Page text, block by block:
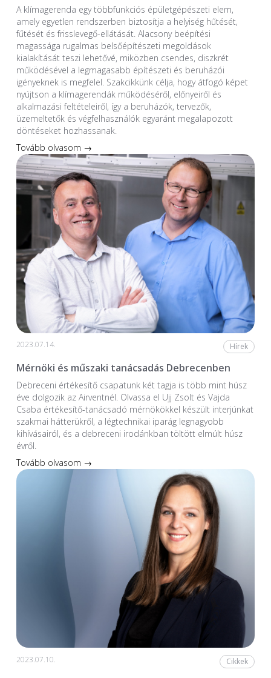
A klímagerenda egy többfunkciós épületgépészeti elem,
amely egyetlen rendszerben biztosítja a helyiség hűtését,
fűtését és frisslevegő-ellátását. Alacsony beépítési
magassága rugalmas belsőépítészeti megoldások
kialakítását teszi lehetővé, miközben csendes, diszkrét
működésével a legmagasabb építészeti és beruházói
igényeknek is megfelel. Szakcikkünk célja, hogy átfogó képet
nyújtson a klímagerendák működéséről, előnyeiről és
alkalmazási feltételeiről, így a beruházók, tervezők,
üzemeltetők és végfelhasználók egyaránt megalapozott
döntéseket hozhassanak.
Tovább olvasom →
2023.07.14. Hírek
Mérnöki és műszaki tanácsadás Debrecenben
Debreceni értékesítő csapatunk két tagja is több mint húsz
éve dolgozik az Airventnél. Olvassa el Ujj Zsolt és Vajda
Csaba értékesítő-tanácsadó mérnökökkel készült interjúnkat
szakmai hátterükről, a légtechnikai iparág legnagyobb
kihívásairól, és a debreceni irodánkban töltött elmúlt húsz
évről.
Tovább olvasom →
2023.07.10. Cikkek